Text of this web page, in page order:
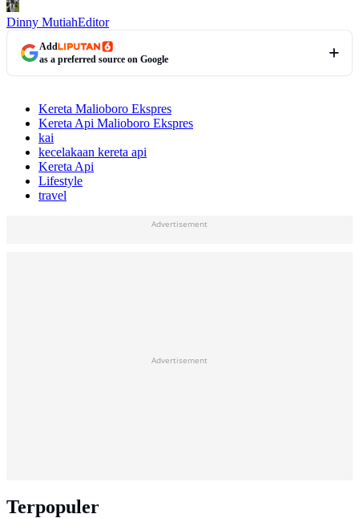
Dinny MutiahEditor
Add
as a preferred source on Google
Kereta Malioboro Ekspres
Kereta Api Malioboro Ekspres
kai
kecelakaan kereta api
Kereta Api
Lifestyle
travel
Advertisement
Advertisement
Terpopuler